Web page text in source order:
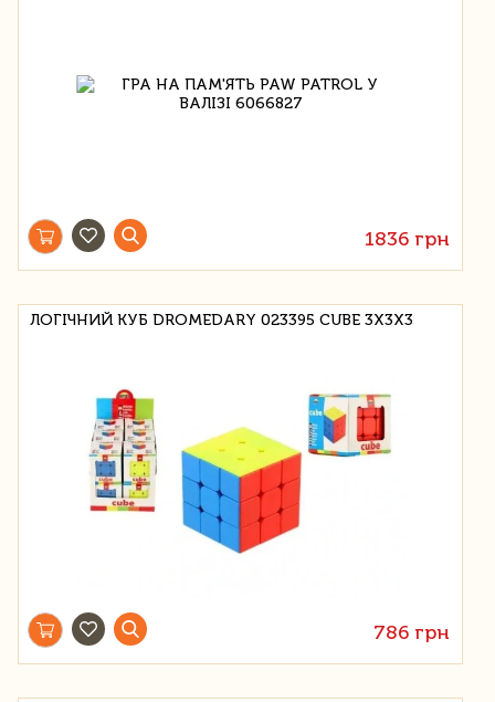
1836 грн
ЛОГІЧНИЙ КУБ DROMEDARY 023395 CUBE 3X3X3
786 грн